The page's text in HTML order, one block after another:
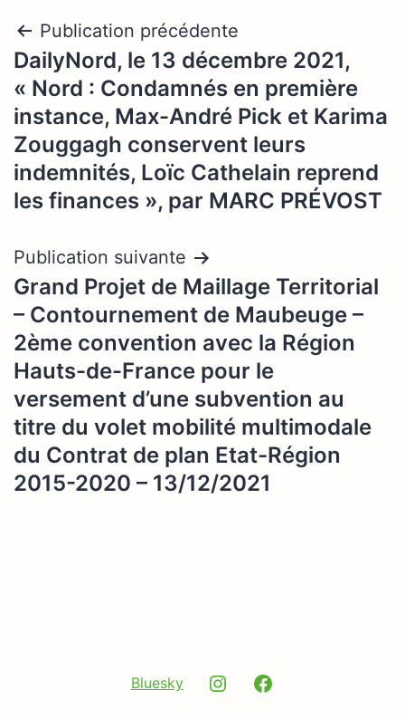
Navigation
de
l’article
Publication précédente
DailyNord, le 13 décembre 2021,
« Nord : Condamnés en première
instance, Max-André Pick et Karima
Zouggagh conservent leurs
indemnités, Loïc Cathelain reprend
les finances », par MARC PRÉVOST
Publication suivante
Grand Projet de Maillage Territorial
– Contournement de Maubeuge –
2ème convention avec la Région
Hauts-de-France pour le
versement d’une subvention au
titre du volet mobilité multimodale
du Contrat de plan Etat-Région
2015-2020 – 13/12/2021
Bluesky Instagram